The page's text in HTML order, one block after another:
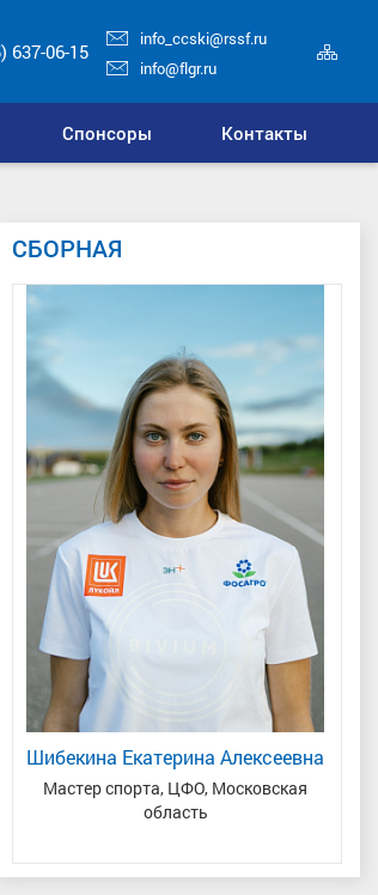
637-06-15
info_ccski@rssf.ru
info@flgr.ru
Спонсоры Контакты
СБОРНАЯ
Шибекина Екатерина Алексеевна
Мастер спорта, ЦФО, Московская
область